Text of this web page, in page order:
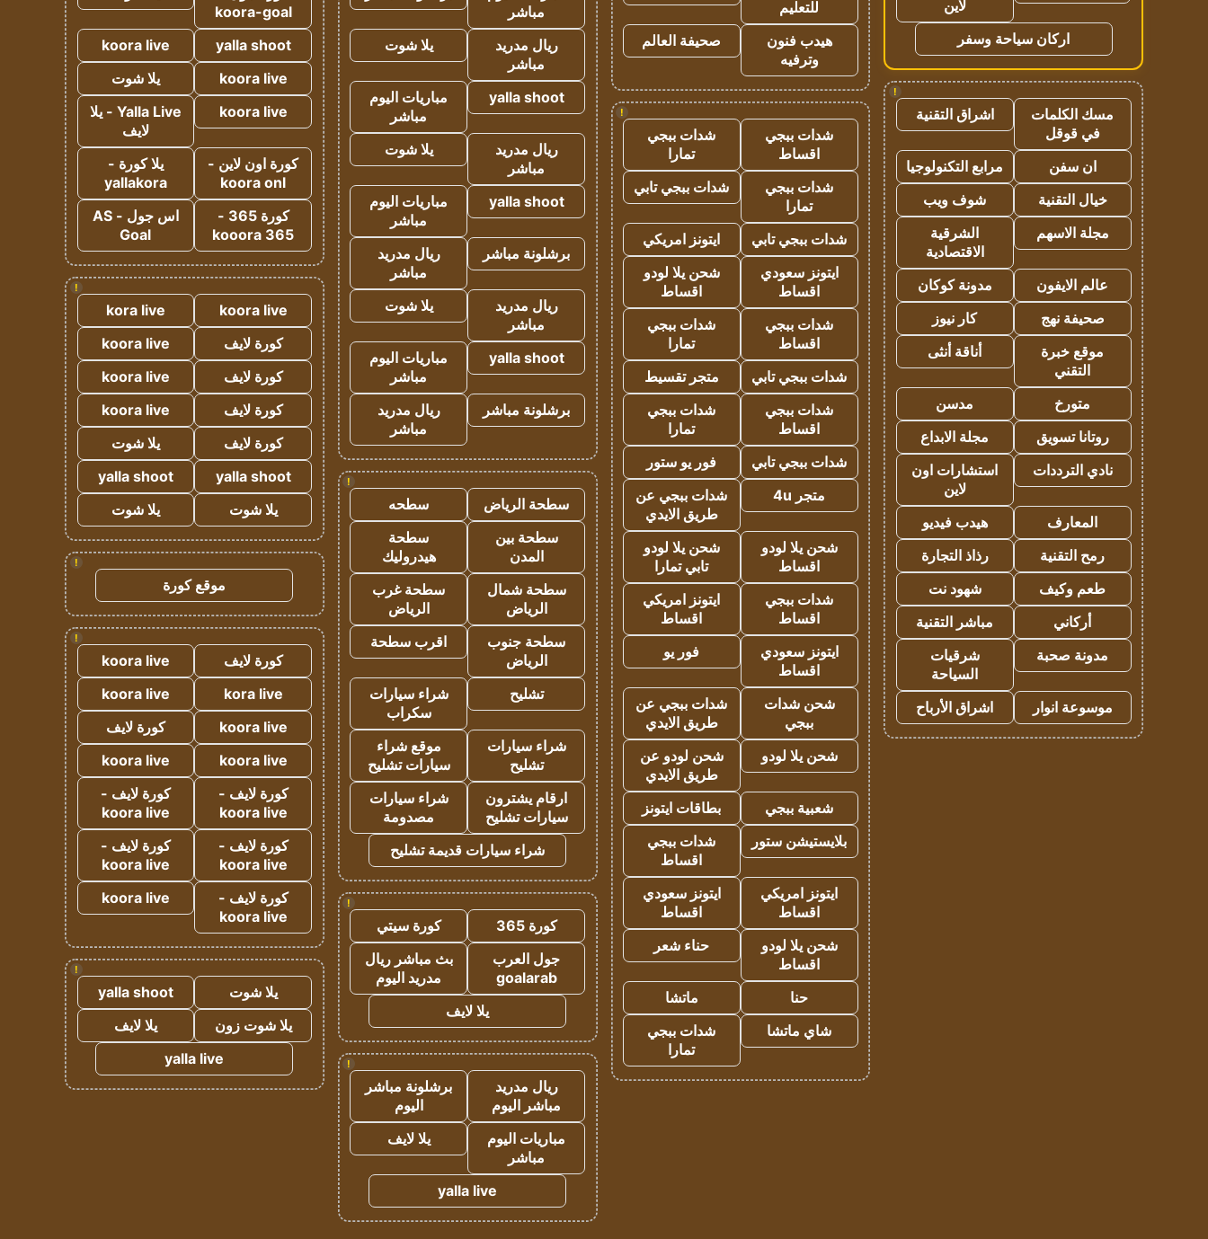
لاين
اركان سياحة وسفر
!
مسك الكلمات
في قوقل
اشراق التقنية
ان سفن
مرابع التكنولوجيا
خيال التقنية
شوف ويب
مجلة الاسهم
الشرقية
الاقتصادية
عالم الايفون
مدونة كوكان
صحيفة نهج
كار نيوز
موقع خبرة
التقني
أناقة أنثى
متورخ
مدسن
روتانا تسويق
مجلة الابداع
نادي الترددات
استشارات اون
لاين
المعارف
هيدب فيديو
رمح التقنية
رذاذ التجارة
طعم وكيف
شهود نت
أركاني
مباشر التقنية
مدونة صحبة
شرقيات
السياحة
موسوعة انوار
اشراق الأرباح
للتعليم
هيدب فنون
وترفيه
صحيفة العالم
!
شدات ببجي
اقساط
شدات ببجي
تمارا
شدات ببجي
تمارا
شدات ببجي تابي
شدات ببجي تابي
ايتونز امريكي
ايتونز سعودي
اقساط
شحن يلا لودو
اقساط
شدات ببجي
اقساط
شدات ببجي
تمارا
شدات ببجي تابي
متجر تقسيط
شدات ببجي
اقساط
شدات ببجي
تمارا
شدات ببجي تابي
فور يو ستور
متجر 4u
شدات ببجي عن
طريق الايدي
شحن يلا لودو
اقساط
شحن يلا لودو
تابي تمارا
شدات ببجي
اقساط
ايتونز امريكي
اقساط
ايتونز سعودي
اقساط
فور يو
شحن شدات
ببجي
شدات ببجي عن
طريق الايدي
شحن يلا لودو
شحن لودو عن
طريق الايدي
شعبية ببجي
بطاقات ايتونز
بلايستيشن ستور
شدات ببجي
اقساط
ايتونز امريكي
اقساط
ايتونز سعودي
اقساط
شحن يلا لودو
اقساط
حناء شعر
حنا
ماتشا
شاي ماتشا
شدات ببجي
تمارا
مباشر
ريال مدريد
مباشر
يلا شوت
yalla shoot
مباريات اليوم
مباشر
ريال مدريد
مباشر
يلا شوت
yalla shoot
مباريات اليوم
مباشر
برشلونة مباشر
ريال مدريد
مباشر
ريال مدريد
مباشر
يلا شوت
yalla shoot
مباريات اليوم
مباشر
برشلونة مباشر
ريال مدريد
مباشر
!
سطحة الرياض
سطحه
سطحة بين
المدن
سطحة
هيدروليك
سطحة شمال
الرياض
سطحة غرب
الرياض
سطحة جنوب
الرياض
اقرب سطحة
تشليح
شراء سيارات
سكراب
شراء سيارات
تشليح
موقع شراء
سيارات تشليح
ارقام يشترون
سيارات تشليح
شراء سيارات
مصدومة
شراء سيارات قديمة تشليح
!
كورة 365
كورة سيتي
جول العرب
goalarab
بث مباشر ريال
مدريد اليوم
يلا لايف
!
ريال مدريد
مباشر اليوم
برشلونة مباشر
اليوم
مباريات اليوم
مباشر
يلا لايف
yalla live
koora-goal
yalla shoot
koora live
koora live
يلا شوت
koora live
Yalla Live - يلا
لايف
كورة اون لاين -
koora onl
يلا كورة -
yallakora
كورة 365 -
kooora 365
اس جول - AS
Goal
!
koora live
kora live
كورة لايف
koora live
كورة لايف
koora live
كورة لايف
koora live
كورة لايف
يلا شوت
yalla shoot
yalla shoot
يلا شوت
يلا شوت
!
موقع كورة
!
كورة لايف
koora live
kora live
koora live
koora live
كورة لايف
koora live
koora live
كورة لايف -
koora live
كورة لايف -
koora live
كورة لايف -
koora live
كورة لايف -
koora live
كورة لايف -
koora live
koora live
!
يلا شوت
yalla shoot
يلا شوت زون
يلا لايف
yalla live